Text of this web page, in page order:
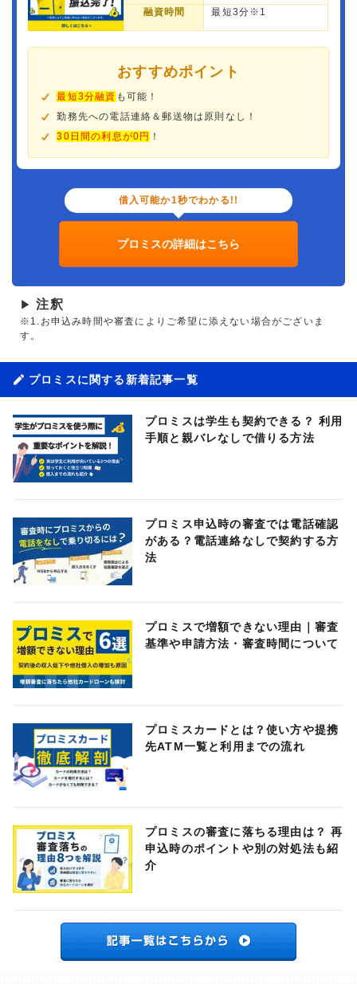
融資時間 最短3分※1
おすすめポイント
最短3分融資 も可能！
勤務先への電話連絡＆郵送物は原則なし！
30日間の利息が0円 ！
借入可能か1秒でわかる!!
プロミスの詳細はこちら
▶ 注釈
※1.お申込み時間や審査によりご希望に添えない場合がございま
す。
プロミスに関する新着記事一覧
プロミスは学生も契約できる？ 利用
手順と親バレなしで借りる方法
プロミス申込時の審査では電話確認
がある？電話連絡なしで契約する方
法
プロミスで増額できない理由｜審査
基準や申請方法・審査時間について
プロミスカードとは？使い方や提携
先ATM一覧と利用までの流れ
プロミスの審査に落ちる理由は？ 再
申込時のポイントや別の対処法も紹
介